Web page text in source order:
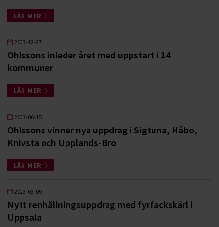
LÄS MER
2023-12-27
Ohlssons inleder året med uppstart i 14
kommuner
LÄS MER
2023-06-15
Ohlssons vinner nya uppdrag i Sigtuna, Håbo,
Knivsta och Upplands-Bro
LÄS MER
2023-03-09
Nytt renhållningsuppdrag med fyrfackskärl i
Uppsala